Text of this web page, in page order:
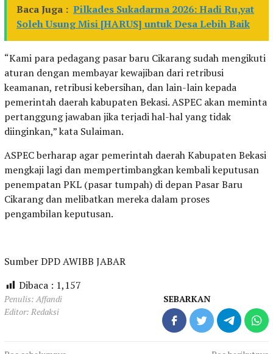
Baca Juga : Pilkades Sukadarma 2026: Hadi Ru,yat
Soleh Usung Misi [HARUS] untuk Desa Lebih Baik
“Kami para pedagang pasar baru Cikarang sudah mengikuti
aturan dengan membayar kewajiban dari retribusi
keamanan, retribusi kebersihan, dan lain-lain kepada
pemerintah daerah kabupaten Bekasi. ASPEC akan meminta
pertanggung jawaban jika terjadi hal-hal yang tidak
diinginkan,” kata Sulaiman.
ASPEC berharap agar pemerintah daerah Kabupaten Bekasi
mengkaji lagi dan mempertimbangkan kembali keputusan
penempatan PKL (pasar tumpah) di depan Pasar Baru
Cikarang dan melibatkan mereka dalam proses
pengambilan keputusan.
Sumber DPD AWIBB JABAR
Dibaca : 1,157
Penulis: Affandi
Editor: Redaksi
SEBARKAN